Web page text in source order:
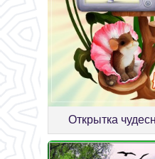
Открытка